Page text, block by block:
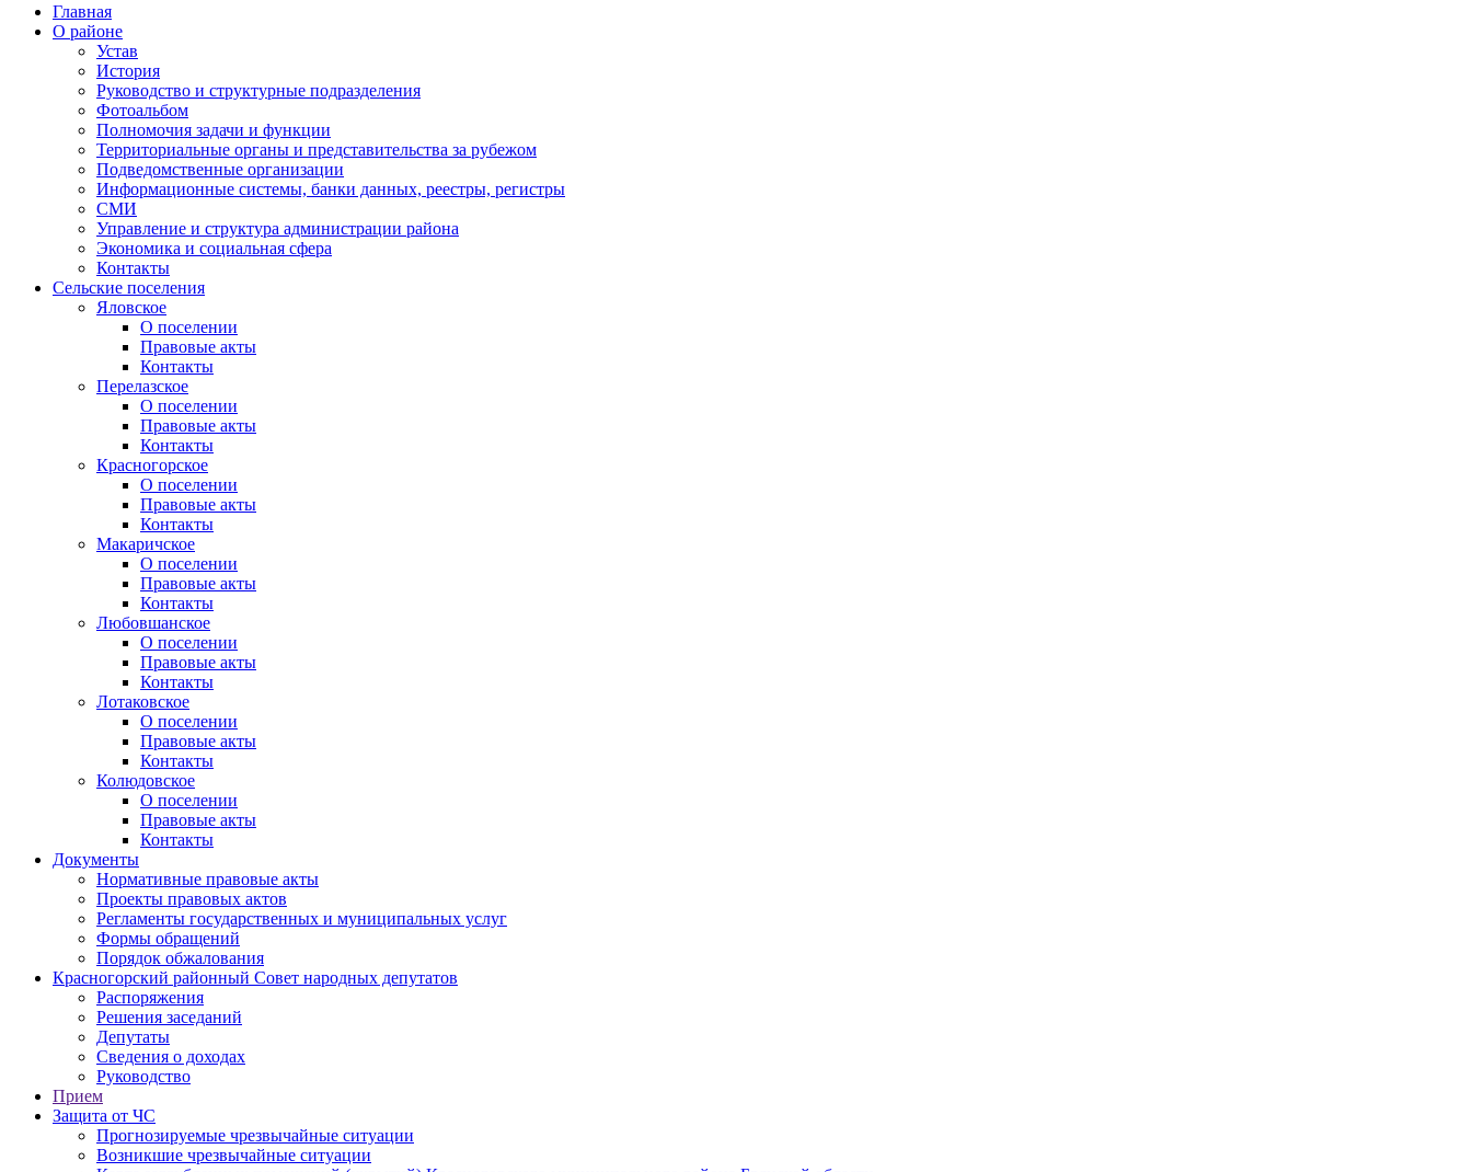
Главная
О районе
Устав
История
Руководство и структурные подразделения
Фотоальбом
Полномочия задачи и функции
Территориальные органы и представительства за рубежом
Подведомственные организации
Информационные системы, банки данных, реестры, регистры
СМИ
Управление и структура администрации района
Экономика и социальная сфера
Контакты
Сельские поселения
Яловское
О поселении
Правовые акты
Контакты
Перелазское
О поселении
Правовые акты
Контакты
Красногорское
О поселении
Правовые акты
Контакты
Макаричское
О поселении
Правовые акты
Контакты
Любовшанское
О поселении
Правовые акты
Контакты
Лотаковское
О поселении
Правовые акты
Контакты
Колюдовское
О поселении
Правовые акты
Контакты
Документы
Нормативные правовые акты
Проекты правовых актов
Регламенты государственных и муниципальных услуг
Формы обращений
Порядок обжалования
Красногорский районный Совет народных депутатов
Распоряжения
Решения заседаний
Депутаты
Сведения о доходах
Руководство
Прием
Защита от ЧС
Прогнозируемые чрезвычайные ситуации
Возникшие чрезвычайные ситуации